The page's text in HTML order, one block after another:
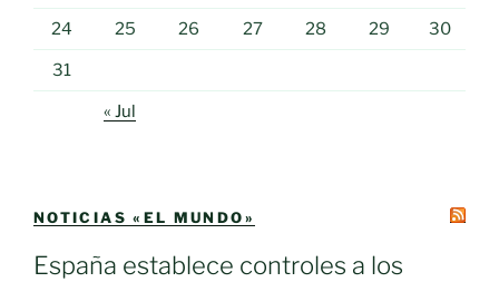
24 25 26 27 28 29 30
31
« Jul
NOTICIAS «EL MUNDO»
España establece controles a los